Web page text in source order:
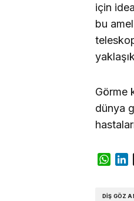
için
bu
Görme
dünya
DIŞ GÖZ